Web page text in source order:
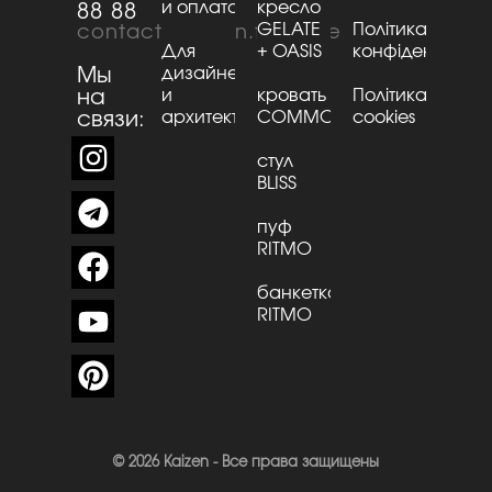
88 88
contact@kaizen.furniture
Мы
на
связи:
и оплата
Для
дизайнеров
и
архитекторов
кресло
GELATE
+ OASIS
кровать
CОMMО
стул
BLISS
пуф
RITMO
банкетка
RITMO
Політика
Політика
cookies
© 2026 Kaizen - Все права защищены